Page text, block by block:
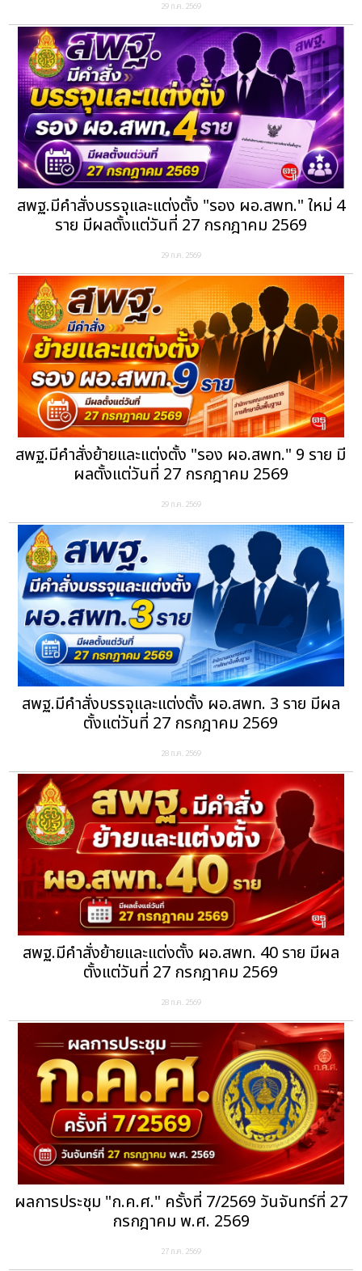
29 ก.ค. 2569
สพฐ.มีคำสั่งบรรจุและแต่งตั้ง "รอง ผอ.สพท." ใหม่ 4
ราย มีผลตั้งแต่วันที่ 27 กรกฎาคม 2569
29 ก.ค. 2569
สพฐ.มีคำสั่งย้ายและแต่งตั้ง "รอง ผอ.สพท." 9 ราย มี
ผลตั้งแต่วันที่ 27 กรกฎาคม 2569
29 ก.ค. 2569
สพฐ.มีคำสั่งบรรจุและแต่งตั้ง ผอ.สพท. 3 ราย มีผล
ตั้งแต่วันที่ 27 กรกฎาคม 2569
28 ก.ค. 2569
สพฐ.มีคำสั่งย้ายและแต่งตั้ง ผอ.สพท. 40 ราย มีผล
ตั้งแต่วันที่ 27 กรกฎาคม 2569
28 ก.ค. 2569
ผลการประชุม "ก.ค.ศ." ครั้งที่ 7/2569 วันจันทร์ที่ 27
กรกฎาคม พ.ศ. 2569
27 ก.ค. 2569